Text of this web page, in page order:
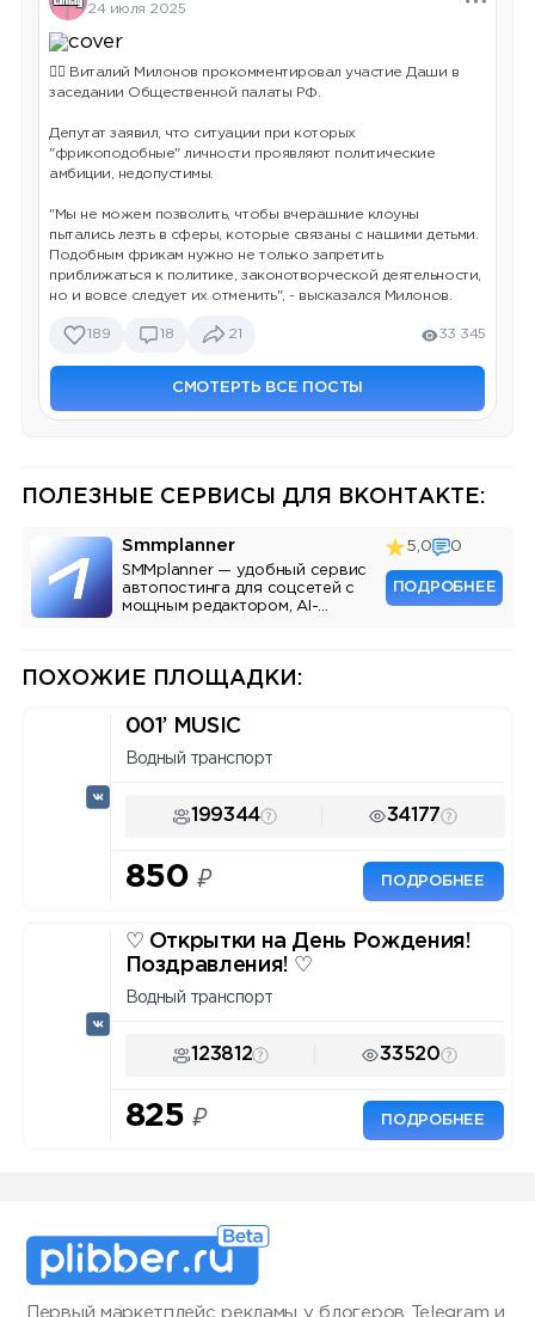
24 июля 2025
💁‍♂ Виталий Милонов прокомментировал участие Даши в
заседании Общественной палаты РФ.
Депутат заявил, что ситуации при которых
"фрикоподобные" личности проявляют политические
амбиции, недопустимы.
"Мы не можем позволить, чтобы вчерашние клоуны
пытались лезть в сферы, которые связаны с нашими детьми.
Подобным фрикам нужно не только запретить
приближаться к политике, законотворческой деятельности,
но и вовсе следует их отменить", - высказался Милонов.
189 18 21 33 345
СМОТЕРТЬ ВСЕ ПОСТЫ
ПОЛЕЗНЫЕ СЕРВИСЫ ДЛЯ ВКОНТАКТЕ:
Smmplanner
SMMplanner — удобный сервис
автопостинга для соцсетей с
мощным редактором, AI-
5,0 0
ПОДРОБНЕЕ
ПОХОЖИЕ ПЛОЩАДКИ:
001’ MUSIC
Водный транспорт
199344 34177
850 ₽ ПОДРОБНЕЕ
♡ Открытки на День Рождения!
Поздравления! ♡
Водный транспорт
123812 33520
825 ₽ ПОДРОБНЕЕ
Первый маркетплейс рекламы у блогеров Telegram и